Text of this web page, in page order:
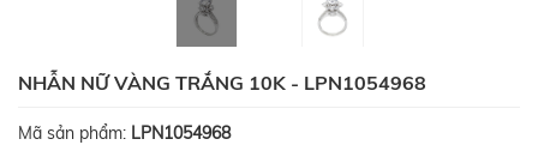
NHẪN NỮ VÀNG TRẮNG 10K - LPN1054968
Mã sản phẩm: LPN1054968